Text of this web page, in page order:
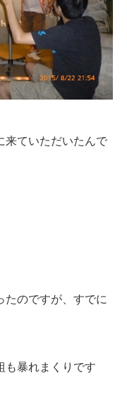
来ていただいたんで
たのですが、すでに
も暴れまくりです